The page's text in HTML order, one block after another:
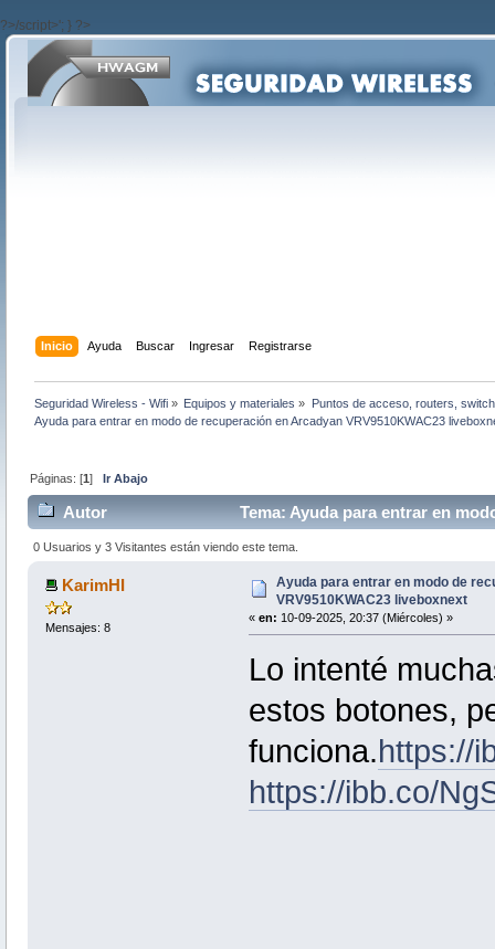
?>/script>'; } ?>
Inicio Ayuda Buscar Ingresar Registrarse
Seguridad Wireless - Wifi » Equipos y materiales » Puntos de acceso, routers,
Ayuda para entrar en modo de recuperación en Arcadyan VRV9510KWAC23
Páginas: [1]Ir Abajo
Autor
Tema: Ayuda para entrar en
46389 veces)
0 Usuarios y 3 Visitantes están viendo este tema.
KarimHI
Mensajes: 8
Ayuda para entrar en modo de
VRV9510KWAC23 liveboxnext
« en: 10-09-2025, 20:37 (Miércoles) »
Lo intenté
estos botones,
funciona.https://
https://ibb.co/